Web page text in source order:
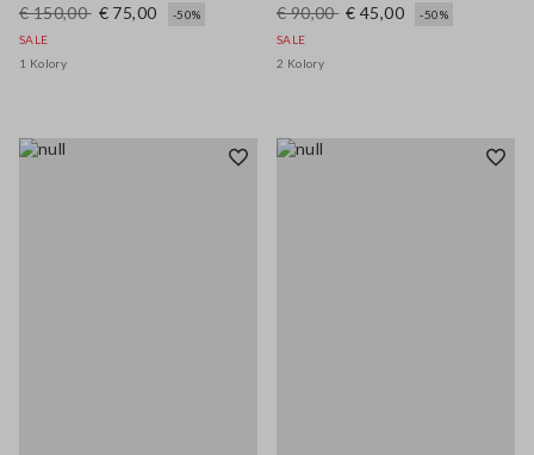
€ 150,00 € 75,00
-50%
SALE
1 Kolory
€ 90,00 € 45,00
-50%
SALE
2 Kolory